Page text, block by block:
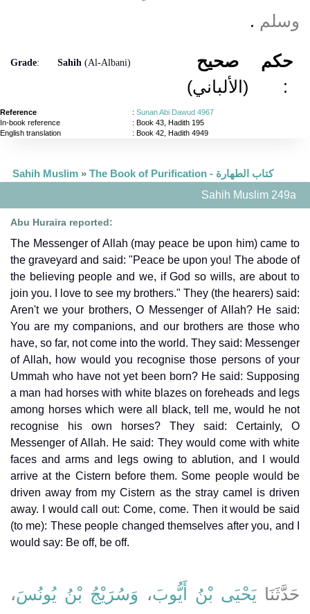
وسلم ‏.‏
Grade: Sahih (Al-Albani)
صحيح
(الألباني)
حكم
:
Reference : Sunan Abi Dawud 4967
In-book reference
: Book 43, Hadith 195
English translation
: Book 42, Hadith 4949
Sahih Muslim »
The Book of Purification - كتاب الطهارة
Sahih Muslim 249a
Abu Huraira reported:
The Messenger of Allah (may peace be upon him) came to
the graveyard and said: "Peace be upon you! The abode of
the believing people and we, if God so wills, are about to
join you. I love to see my brothers." They (the hearers) said:
Aren't we your brothers, O Messenger of Allah? He said:
You are my companions, and our brothers are those who
have, so far, not come into the world. They said: Messenger
of Allah, how would you recognise those persons of your
Ummah who have not yet been born? He said: Supposing
a man had horses with white blazes on foreheads and legs
among horses which were all black, tell me, would he not
recognise his own horses? They said: Certainly, O
Messenger of Allah. He said: They would come with white
faces and arms and legs owing to ablution, and I would
arrive at the Cistern before them. Some people would be
driven away from my Cistern as the stray camel is driven
away. I would call out: Come, come. Then it would be said
(to me): These people changed themselves after you, and I
would say: Be off, be off.
حَدَّثَنَايَحْيَى بْنُ أَيُّوبَ، وَسُرَيْجُ بْنُ يُونُسَ،